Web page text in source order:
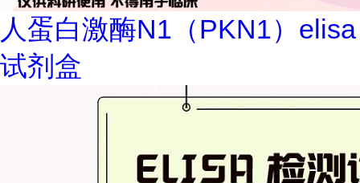
人蛋白激酶N1（PKN1）elisa
试剂盒